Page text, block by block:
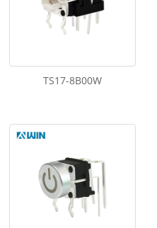
TS17-8B00W